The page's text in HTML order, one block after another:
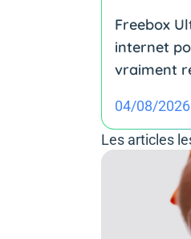
Freebox
internet
vraiment
04/08/2026
Les articles